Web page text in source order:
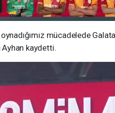
mücadelede
Ayhan kaydetti.